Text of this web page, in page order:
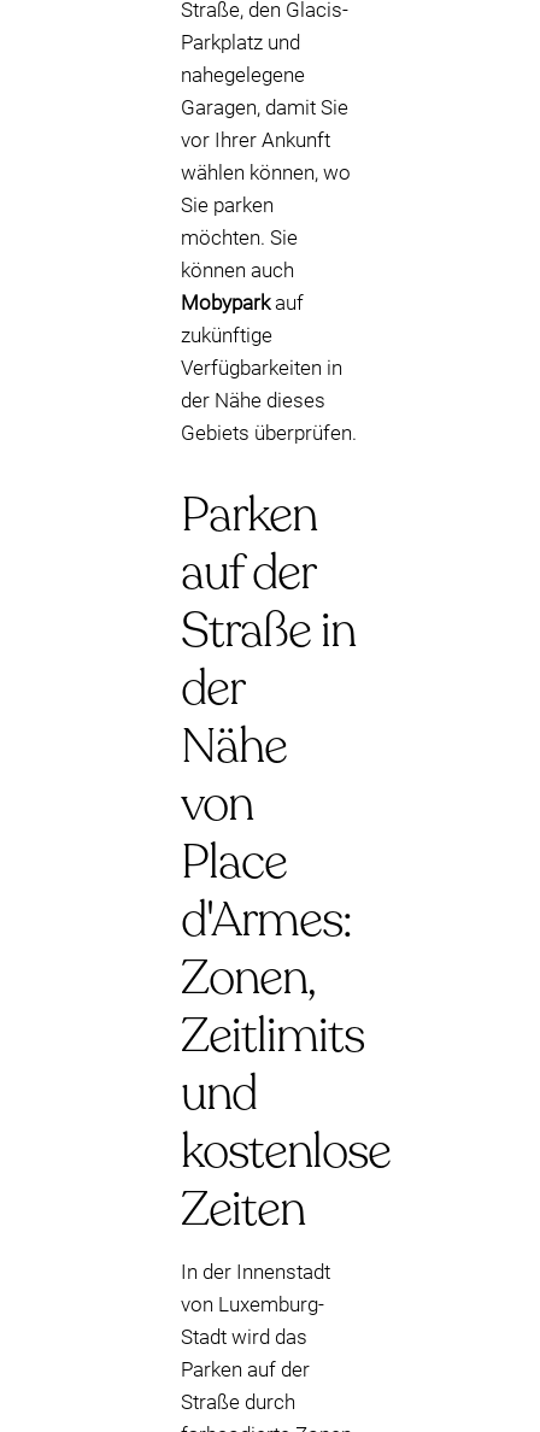
Straße, den Glacis-
Parkplatz und
nahegelegene
Garagen, damit Sie
vor Ihrer Ankunft
wählen können, wo
Sie parken
möchten. Sie
können auch
Mobyparkauf
zukünftige
Verfügbarkeiten in
der Nähe dieses
Gebiets überprüfen.
Parken
auf der
Straße in
der
Nähe
von
Place
d'Armes:
Zonen,
Zeitlimits
und
kostenlose
Zeiten
In der Innenstadt
von Luxemburg-
Stadt wird das
Parken auf der
Straße durch